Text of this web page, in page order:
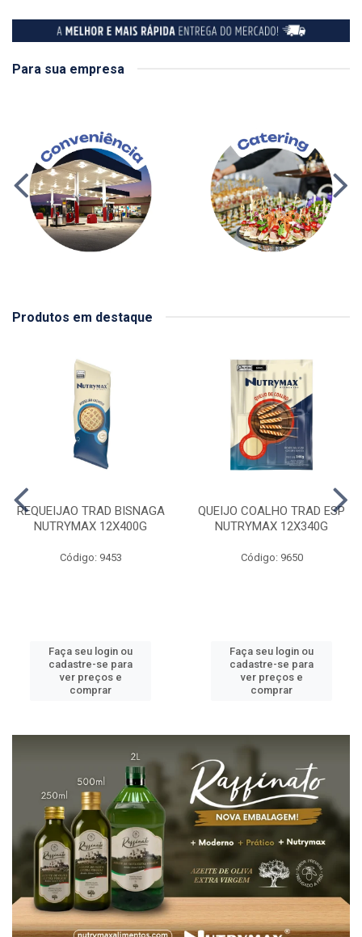
Para sua empresa
Produtos em destaque
REQUEIJAO TRAD BISNAGA
NUTRYMAX 12X400G
Código: 9453
Faça seu login ou
cadastre-se para
ver preços e
comprar
QUEIJO COALHO TRAD ESP
NUTRYMAX 12X340G
Código: 9650
Faça seu login ou
cadastre-se para
ver preços e
comprar